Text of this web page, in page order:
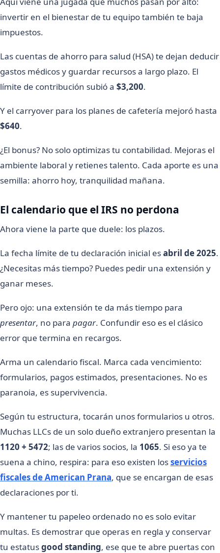
invertir en el bienestar de tu equipo también te baja
impuestos.
Las cuentas de ahorro para salud (HSA) te dejan deducir
gastos médicos y guardar recursos a largo plazo. El
límite de contribución subió a $3,200.
Y el carryover para los planes de cafetería mejoró hasta
$640.
¿El bonus? No solo optimizas tu contabilidad. Mejoras el
ambiente laboral y retienes talento. Cada aporte es una
semilla: ahorro hoy, tranquilidad mañana.
El calendario que el IRS no perdona
Ahora viene la parte que duele: los plazos.
La fecha límite de tu declaración inicial esabril de 2025.
¿Necesitas más tiempo? Puedes pedir una extensión y
ganar meses.
Pero ojo: una extensión te da más tiempo para
presentar, no para pagar. Confundir eso es el clásico
error que termina en recargos.
Arma un calendario fiscal. Marca cada vencimiento:
formularios, pagos estimados, presentaciones. No es
paranoia, es supervivencia.
Según tu estructura, tocarán unos formularios u otros.
Muchas LLCs de un solo dueño extranjero presentan la
1120 + 5472; las de varios socios, la 1065. Si eso ya te
suena a chino, respira: para eso existen losservicios
fiscales de American Prana, que se encargan de esas
declaraciones por ti.
Y mantener tu papeleo ordenado no es solo evitar
multas. Es demostrar que operas en regla y conservar
tu estatusgood standing, ese que te abre puertas con